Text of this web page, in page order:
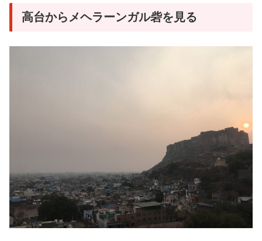
高台からメヘラーンガル砦を見る